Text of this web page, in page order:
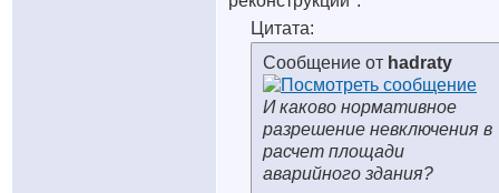
Цитата:
Сообщение от hadraty
И каково нормативное
разрешение невключения в
расчет площади
аварийного здания?